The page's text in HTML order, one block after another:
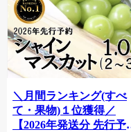
＼月間ランキング(すべ
て・果物)１位獲得／
【2026年発送分 先行予